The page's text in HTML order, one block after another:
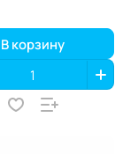
В корзину